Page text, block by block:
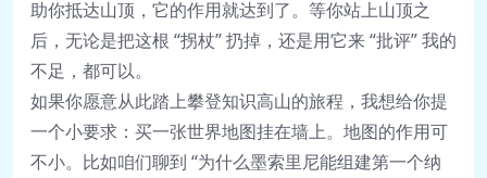
助你抵达山顶，它的作用就达到了。等你站上山顶之
后，无论是把这根 “拐杖” 扔掉，还是用它来 “批评” 我的
不足，都可以。
如果你愿意从此踏上攀登知识高山的旅程，我想给你提
一个小要求：买一张世界地图挂在墙上。地图的作用可
不小。比如咱们聊到 “为什么墨索里尼能组建第一个纳